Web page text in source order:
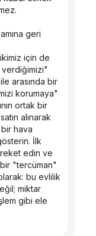
geri
için de
arasında bir
korumaya"
ortak bir
alınarak
hava
İlk
edin ve
"tercüman"
bu evlilik
miktar
gibi ele